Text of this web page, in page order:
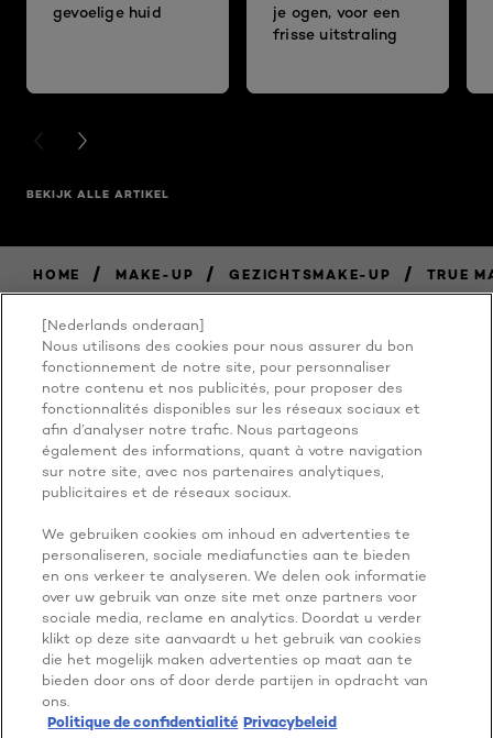
gevoelige huid
je ogen, voor een
frisse uitstraling
PREVIOUS CARD
NEXT CARD
BEKIJK ALLE ARTIKEL
HOME / MAKE-UP / GEZICHTSMAKE-UP / TRUE
BECAUSE
YOU'RE
WORTH IT
NOG MEER ONTDEKKEN
ADDRESS
[Nederlands onderaan]
Nous utilisons des cookies pour nous assurer du bon
fonctionnement de notre site, pour personnaliser
notre contenu et nos publicités, pour proposer des
fonctionnalités disponibles sur les réseaux sociaux et
afin d’analyser notre trafic. Nous partageons
également des informations, quant à votre navigation
sur notre site, avec nos partenaires analytiques,
publicitaires et de réseaux sociaux.
We gebruiken cookies om inhoud en advertenties te
personaliseren, sociale mediafuncties aan te bieden
en ons verkeer te analyseren. We delen ook informatie
over uw gebruik van onze site met onze partners voor
sociale media, reclame en analytics. Doordat u verder
klikt op deze site aanvaardt u het gebruik van cookies
die het mogelijk maken advertenties op maat aan te
bieden door ons of door derde partijen in opdracht van
ons.
Politique de confidentialité Privacybeleid